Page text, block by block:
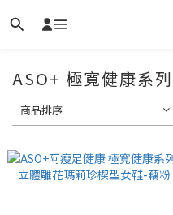
ASO+ 極寬健康系列
商品排序